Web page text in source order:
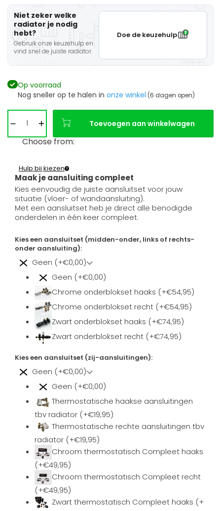
Niet zeker welke
radiator je nodig
hebt?
Gebruik onze keuzehulp en
vind snel de juiste radiator.
Doe de keuzehulp
Op voorraad
Nog sneller op te halen in onze winkel (6 dagen open)
Toevoegen aan winkelwagen
Choose from:
Maak je aansluiting compleet
Hulp bij kiezen
Kies eenvoudig de juiste aansluitset voor jouw
situatie (vloer- of wandaansluiting).
Met een aansluitset heb je direct alle benodigde
onderdelen in één keer compleet.
Kies een aansluitset (midden-onder, links of rechts-
onder aansluiting):
Geen (+€0,00)
Geen (+€0,00)
Chrome onderblokset haaks (+€54,95)
Chrome onderblokset recht (+€54,95)
Zwart onderblokset haaks (+€74,95)
Zwart onderblokset recht (+€74,95)
Kies een aansluitset (zij-aansluitingen):
Geen (+€0,00)
Geen (+€0,00)
Thermostatische haakse aansluitingen
tbv radiator (+€19,95)
Thermostatische rechte aansluitingen tbv
radiator (+€19,95)
Chroom thermostatisch Compleet haaks
(+€49,95)
Chroom thermostatisch Compleet recht
(+€49,95)
Zwart thermostatisch Compleet haaks (+